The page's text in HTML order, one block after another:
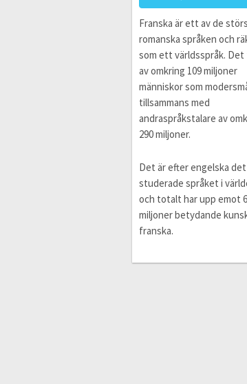
Franska är ett av de
romanska språken och
som ett världsspråk. Det
av omkring 109 miljoner
människor som
tillsammans med
andraspråkstalare av
290 miljoner.
Det är efter engelska
studerade språket i
och totalt har upp emot
miljoner betydande
franska.